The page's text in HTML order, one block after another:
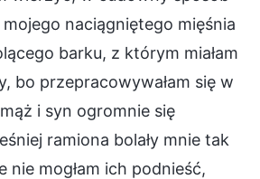
mojego naciągniętego mięśnia
barku, z którym miałam
bo przepracowywałam się w
i syn ogromnie się
ramiona bolały mnie tak
nie mogłam ich podnieść,